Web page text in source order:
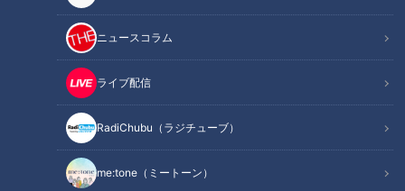
ニュースコラム
ライブ配信
RadiChubu（ラジチューブ）
me:tone（ミートーン）
記事に戻る